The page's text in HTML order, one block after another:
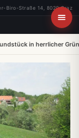
Biro-Straße 14, 8020 Graz
in herrlicher